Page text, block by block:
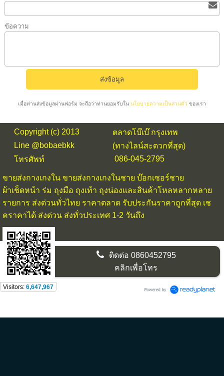
ข้อความ
เมื่อท่านส่งข้อมูลผ่านฟอร์ม จะถือว่าท่านยอมรับในนโยบายความเป็นส่วนตัว ของเรา
Copyright (c) 2013
ตลาดโบ๊เบ๊ กรุงเทพ
Line @bobaebkk
(ทางไลน์สะดวกที่สุด)
โทรศัพท์
086-045-2795
ขายส่งกางเกงใน ขายส่งกางเกงในชาย บ๊อกเซอร์ชาย
ผ้าเช็ดหน้า ร่ม ถุงมือ ถุงเท้า ถุงน่องและสินค้าโหลหลากหลาย
รายการ ส่งด่วนทั่วไทย ราคาตลาด รับประกันราคาถูกที่สุด เช
คราคาได้ ส่งด่วน ส่งทั่วประเทศ 1-2 วันถึง
ติดต่อ 0860452795
คลิกเพื่อโทร
Visitors: 6,647,967